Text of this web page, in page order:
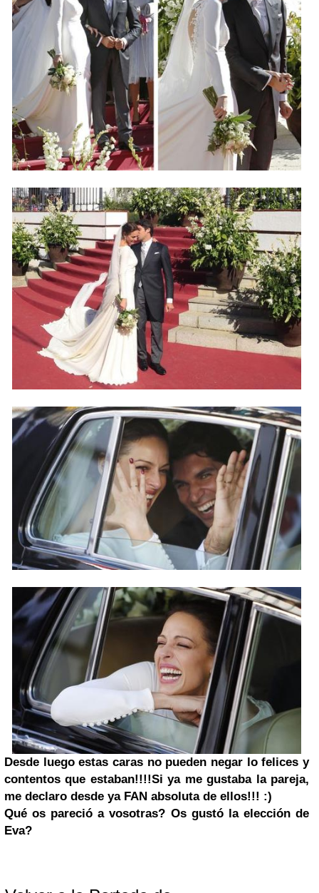
Desde luego estas caras no pueden negar lo felices y
contentos que estaban!!!!Si ya me gustaba la pareja,
me declaro desde ya FAN absoluta de ellos!!! :)
Qué os pareció a vosotras? Os gustó la elección de
Eva?